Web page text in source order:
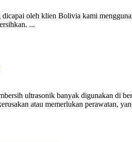
oleh klien Bolivia kami
...
ultrasonik banyak digunakan di
atau memerlukan perawatan,